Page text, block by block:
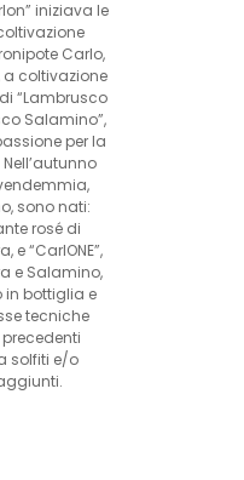
iniziava le
Carlo,
coltivazione
“Lambrusco
Salamino”,
per la
sono nati:
rosé di
e “CarlONE”,
e Salamino,
in bottiglia e
tecniche
solfiti e/o